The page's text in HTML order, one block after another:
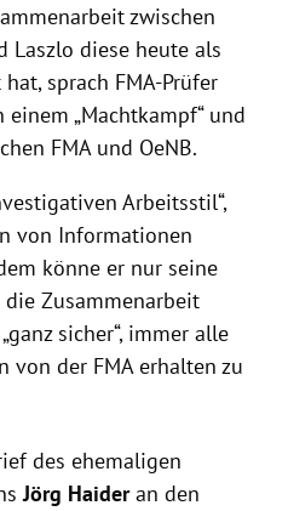
zwischen
Laszlo diese heute als
sprach FMA-Prüfer
„Machtkampf“ und
FMAund OeNB.
Arbeitsstil“,
von Informationen
könne er nur seine
Zusammenarbeit
sicher“, immer alle
von der FMAerhalten zu
des ehemaligen
Jörg Haider an den